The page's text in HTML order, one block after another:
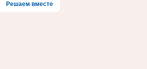
Решаем вместе